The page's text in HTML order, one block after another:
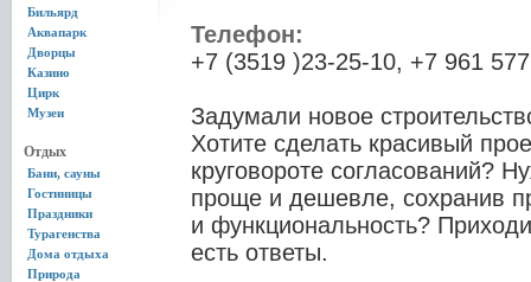
Бильярд
Аквапарк
Дворцы
Казино
Цирк
Музеи
Отдых
Бани, сауны
Гостиницы
Праздники
Турагенства
Дома отдыха
Природа
Телефон:
+7 (3519 )23-25-10, +7 961
Задумали новое
Хотите сделать красивый
круговороте согласований?
проще и дешевле, сохранив
и функциональность?
есть ответы.